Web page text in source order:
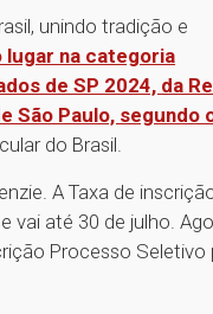
unindo tradição e
lugar na categoria
de SP 2024, da
Paulo, segundo
do Brasil.
A Taxa de
vai até 30 de julho.
Processo Seletivo